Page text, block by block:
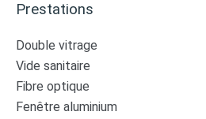
Prestations
Double vitrage
Vide sanitaire
Fibre optique
Fenêtre aluminium